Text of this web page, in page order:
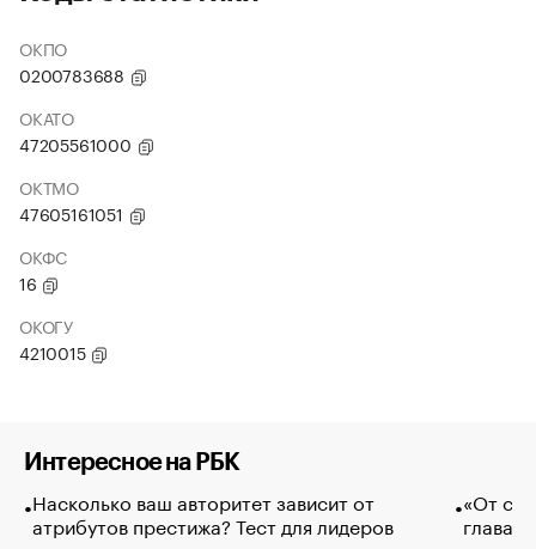
ОКПО
0200783688
ОКАТО
47205561000
ОКТМО
47605161051
ОКФС
16
ОКОГУ
4210015
Интересное на РБК
Насколько ваш авторитет зависит от
атрибутов престижа? Тест для лидеров
«От
глава